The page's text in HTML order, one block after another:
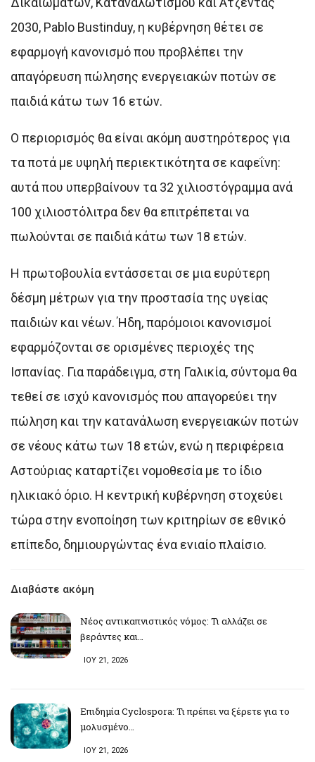
2030, Pablo Bustinduy, η κυβέρνηση θέτει σε
εφαρμογή κανονισμό που προβλέπει την
απαγόρευση πώλησης ενεργειακών ποτών σε
παιδιά κάτω των 16 ετών.
Ο περιορισμός θα είναι ακόμη αυστηρότερος για
τα ποτά με υψηλή περιεκτικότητα σε καφεΐνη:
αυτά που υπερβαίνουν τα 32 χιλιοστόγραμμα ανά
100 χιλιοστόλιτρα δεν θα επιτρέπεται να
πωλούνται σε παιδιά κάτω των 18 ετών.
Η πρωτοβουλία εντάσσεται σε μια ευρύτερη
δέσμη μέτρων για την προστασία της υγείας
παιδιών και νέων. Ήδη, παρόμοιοι κανονισμοί
εφαρμόζονται σε ορισμένες περιοχές της
Ισπανίας. Για παράδειγμα, στη Γαλικία, σύντομα θα
τεθεί σε ισχύ κανονισμός που απαγορεύει την
πώληση και την κατανάλωση ενεργειακών ποτών
σε νέους κάτω των 18 ετών, ενώ η περιφέρεια
Αστούριας καταρτίζει νομοθεσία με το ίδιο
ηλικιακό όριο. Η κεντρική κυβέρνηση στοχεύει
τώρα στην ενοποίηση των κριτηρίων σε εθνικό
επίπεδο, δημιουργώντας ένα ενιαίο πλαίσιο.
Διαβάστε ακόμη
Νέος αντικαπνιστικός νόμος: Τι αλλάζει σε
βεράντες και…
ΙΟΥ 21, 2026
Επιδημία Cyclospora: Τι πρέπει να ξέρετε για το
μολυσμένο…
ΙΟΥ 21, 2026